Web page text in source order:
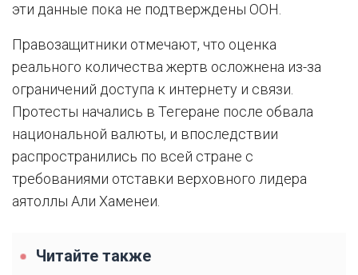
эти данные пока не подтверждены ООН.
Правозащитники отмечают, что оценка
реального количества жертв осложнена из-за
ограничений доступа к интернету и связи.
Протесты начались в Тегеране после обвала
национальной валюты, и впоследствии
распространились по всей стране с
требованиями отставки верховного лидера
аятоллы Али Хаменеи.
Читайте также